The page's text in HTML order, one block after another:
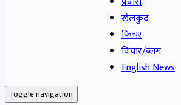
खेलकुद
फिचर
विचार/ब्लग
English News
Toggle navigation